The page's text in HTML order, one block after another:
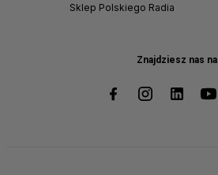
Znajdziesz nas na
Sklep Polskiego Radia